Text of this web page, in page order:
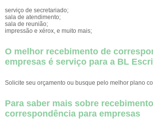
serviço de secretariado;
sala de atendimento;
sala de reunião;
impressão e xérox, e muito mais;
O melhor recebimento de
empresas é serviço para a BL
Solicite seu orçamento ou busque pelo melhor plano
Para saber mais sobre
correspondência para empresas